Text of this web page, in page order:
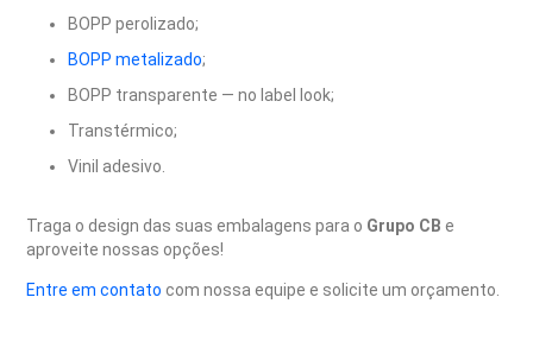
BOPP perolizado;
BOPP metalizado;
BOPP transparente — no label look;
Transtérmico;
Vinil adesivo.
Traga o design das suas embalagens para o Grupo CB e
aproveite nossas opções!
Entre em contato com nossa equipe e solicite um orçamento.